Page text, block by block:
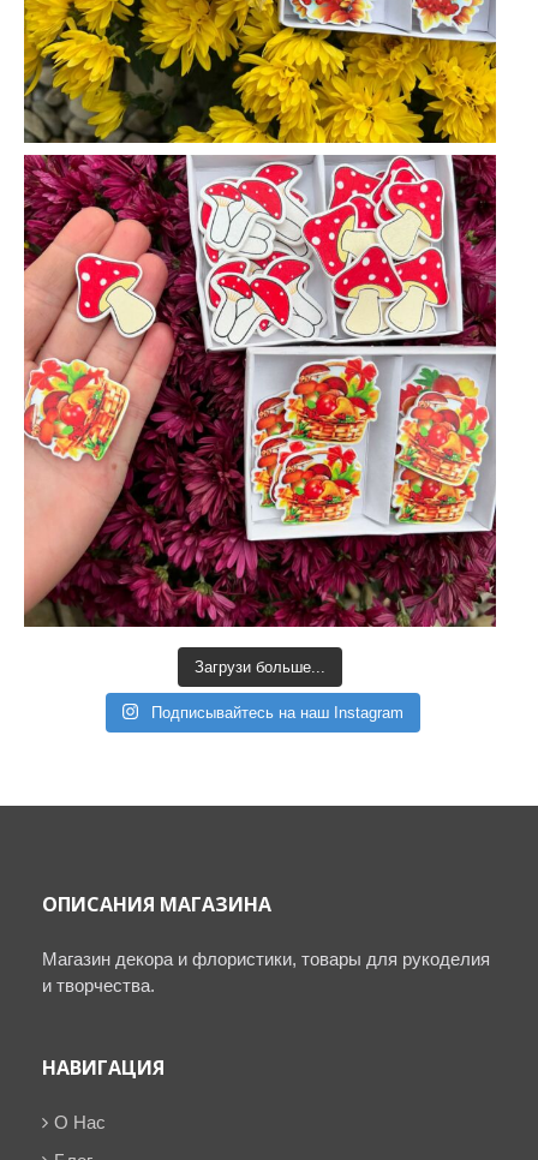
Загрузи больше...
Подписывайтесь на наш Instagram
ОПИСАНИЯ МАГАЗИНА
Магазин декора и флористики, товары для рукоделия
и творчества.
НАВИГАЦИЯ
О Нас